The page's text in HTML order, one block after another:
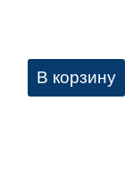
В корзину